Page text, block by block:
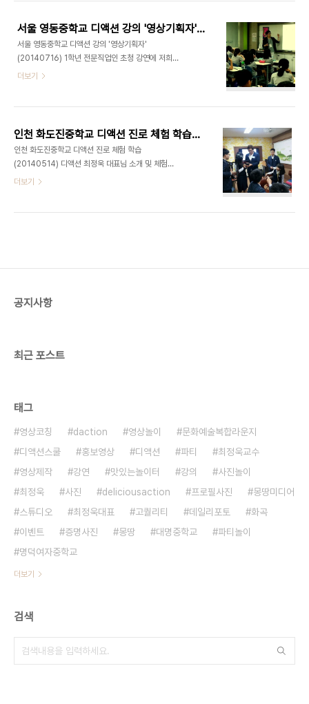
서울 영동중학교 디액션 강의 '영상기획자' (20140716)
서울 영동중학교 디액션 강의 '영상기획자'
(20140716) 1학년 전문직업인 초청 강연에 저희
디액션 최정욱 대표님이 초청되었습니다. 오래간만
ceo@deliciousaction.com
더보기
인천 화도진중학교 디액션 진로 체험 학습_영상제작_(20140514)
인천 화도진중학교 디액션 진로 체험 학습
(20140514) 디액션 최정욱 대표님 소개 및 체험학
습 설명 1. 영상 기획하기 - 컨셉 잡기 (아이디어 구
더보기
공지사항
최근 포스트
태그
영상코칭 daction 영상놀이
문화예술복합라운지
디액션스쿨
홍보영상 디액션 파티
최정욱교수
영상제작
강연 맛있는놀이터 강의
사진놀이
최정욱
사진 deliciousaction 프로필사진
몽땅미디어
스튜디오
최정욱대표 고퀄리티 데일리포토
화곡
이벤트
증명사진 몽땅 대명중학교
파티놀이
명덕여자중학교
더보기
검색